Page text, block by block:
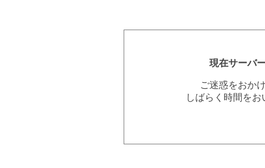
現在サーバ
ご迷惑をおか
しばらく時間を